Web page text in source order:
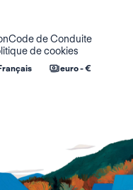
Code de Conduite
de cookies
euro - €